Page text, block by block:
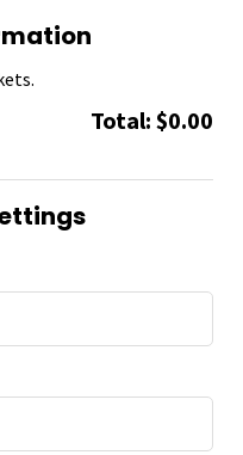
.
Total: $0.00